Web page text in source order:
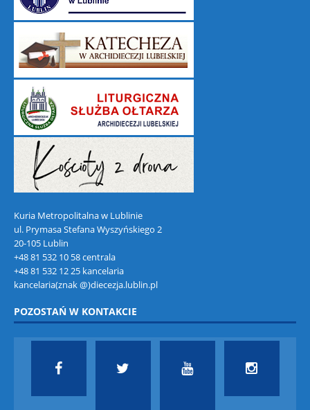
Kuria Metropolitalna w Lublinie
ul. Prymasa Stefana Wyszyńskiego 2
20-105 Lublin
+48 81 532 10 58 centrala
+48 81 532 12 25 kancelaria
kancelaria(znak @)diecezja.lublin.pl
POZOSTAŃ W KONTAKCIE